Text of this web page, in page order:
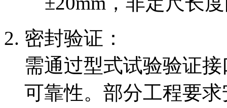
密封验证：
需通过型式试验验证
可靠性。部分工程要